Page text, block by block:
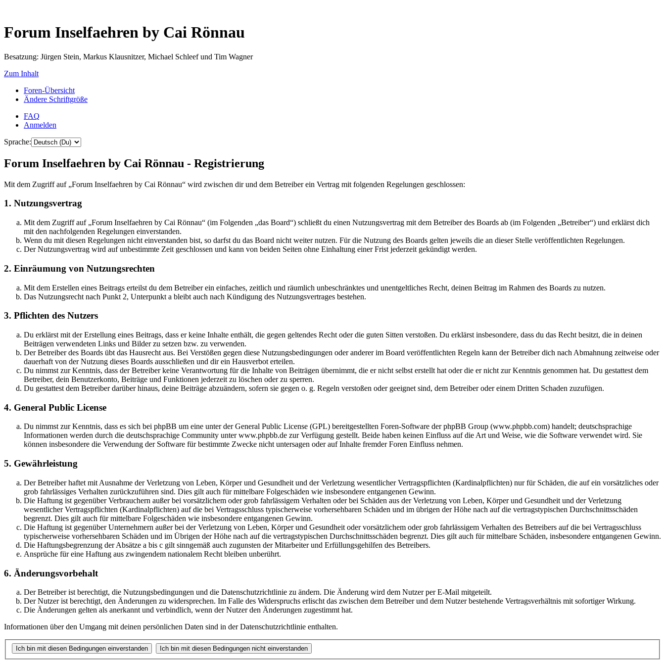
Forum Inselfaehren by Cai Rönnau
Besatzung: Jürgen Stein, Markus Klausnitzer, Michael Schleef und Tim Wagner
Zum Inhalt
Foren-Übersicht
Ändere Schriftgröße
FAQ
Anmelden
Sprache:
Forum Inselfaehren by Cai Rönnau - Registrierung
Mit dem Zugriff auf „Forum Inselfaehren by Cai Rönnau“ wird zwischen dir und dem Betreiber ein Vertrag mit folgenden Regelungen geschlossen:
1. Nutzungsvertrag
Mit dem Zugriff auf „Forum Inselfaehren by Cai Rönnau“ (im Folgenden „das Board“) schließt du einen Nutzungsvertrag mit dem Betreiber des Boards ab (im Folgenden „Betreiber“) und erklärst dich
mit den nachfolgenden Regelungen einverstanden.
Wenn du mit diesen Regelungen nicht einverstanden bist, so darfst du das Board nicht weiter nutzen. Für die Nutzung des Boards gelten jeweils die an dieser Stelle veröffentlichten Regelungen.
Der Nutzungsvertrag wird auf unbestimmte Zeit geschlossen und kann von beiden Seiten ohne Einhaltung einer Frist jederzeit gekündigt werden.
2. Einräumung von Nutzungsrechten
Mit dem Erstellen eines Beitrags erteilst du dem Betreiber ein einfaches, zeitlich und räumlich unbeschränktes und unentgeltliches Recht, deinen Beitrag im Rahmen des Boards zu nutzen.
Das Nutzungsrecht nach Punkt 2, Unterpunkt a bleibt auch nach Kündigung des Nutzungsvertrages bestehen.
3. Pflichten des Nutzers
Du erklärst mit der Erstellung eines Beitrags, dass er keine Inhalte enthält, die gegen geltendes Recht oder die guten Sitten verstoßen. Du erklärst insbesondere, dass du das Recht besitzt, die in deinen
Beiträgen verwendeten Links und Bilder zu setzen bzw. zu verwenden.
Der Betreiber des Boards übt das Hausrecht aus. Bei Verstößen gegen diese Nutzungsbedingungen oder anderer im Board veröffentlichten Regeln kann der Betreiber dich nach Abmahnung zeitweise oder
dauerhaft von der Nutzung dieses Boards ausschließen und dir ein Hausverbot erteilen.
Du nimmst zur Kenntnis, dass der Betreiber keine Verantwortung für die Inhalte von Beiträgen übernimmt, die er nicht selbst erstellt hat oder die er nicht zur Kenntnis genommen hat. Du gestattest dem
Betreiber, dein Benutzerkonto, Beiträge und Funktionen jederzeit zu löschen oder zu sperren.
Du gestattest dem Betreiber darüber hinaus, deine Beiträge abzuändern, sofern sie gegen o. g. Regeln verstoßen oder geeignet sind, dem Betreiber oder einem Dritten Schaden zuzufügen.
4. General Public License
Du nimmst zur Kenntnis, dass es sich bei phpBB um eine unter der General Public License (GPL) bereitgestellten Foren-Software der phpBB Group (www.phpbb.com) handelt; deutschsprachige
Informationen werden durch die deutschsprachige Community unter www.phpbb.de zur Verfügung gestellt. Beide haben keinen Einfluss auf die Art und Weise, wie die Software verwendet wird. Sie
können insbesondere die Verwendung der Software für bestimmte Zwecke nicht untersagen oder auf Inhalte fremder Foren Einfluss nehmen.
5. Gewährleistung
Der Betreiber haftet mit Ausnahme der Verletzung von Leben, Körper und Gesundheit und der Verletzung wesentlicher Vertragspflichten (Kardinalpflichten) nur für Schäden, die auf ein vorsätzliches oder
grob fahrlässiges Verhalten zurückzuführen sind. Dies gilt auch für mittelbare Folgeschäden wie insbesondere entgangenen Gewinn.
Die Haftung ist gegenüber Verbrauchern außer bei vorsätzlichem oder grob fahrlässigem Verhalten oder bei Schäden aus der Verletzung von Leben, Körper und Gesundheit und der Verletzung
wesentlicher Vertragspflichten (Kardinalpflichten) auf die bei Vertragsschluss typischerweise vorhersehbaren Schäden und im übrigen der Höhe nach auf die vertragstypischen Durchschnittsschäden
begrenzt. Dies gilt auch für mittelbare Folgeschäden wie insbesondere entgangenen Gewinn.
Die Haftung ist gegenüber Unternehmern außer bei der Verletzung von Leben, Körper und Gesundheit oder vorsätzlichem oder grob fahrlässigem Verhalten des Betreibers auf die bei Vertragsschluss
typischerweise vorhersehbaren Schäden und im Übrigen der Höhe nach auf die vertragstypischen Durchschnittsschäden begrenzt. Dies gilt auch für mittelbare Schäden, insbesondere entgangenen Gewinn.
Die Haftungsbegrenzung der Absätze a bis c gilt sinngemäß auch zugunsten der Mitarbeiter und Erfüllungsgehilfen des Betreibers.
Ansprüche für eine Haftung aus zwingendem nationalem Recht bleiben unberührt.
6. Änderungsvorbehalt
Der Betreiber ist berechtigt, die Nutzungsbedingungen und die Datenschutzrichtlinie zu ändern. Die Änderung wird dem Nutzer per E-Mail mitgeteilt.
Der Nutzer ist berechtigt, den Änderungen zu widersprechen. Im Falle des Widerspruchs erlischt das zwischen dem Betreiber und dem Nutzer bestehende Vertragsverhältnis mit sofortiger Wirkung.
Die Änderungen gelten als anerkannt und verbindlich, wenn der Nutzer den Änderungen zugestimmt hat.
Informationen über den Umgang mit deinen persönlichen Daten sind in der Datenschutzrichtlinie enthalten.